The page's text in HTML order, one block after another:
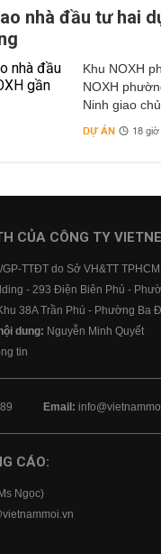
nhà đầu tư hai
Khu NOXH
NOXH
Ninh giao
DỰ ÁN 18
CỦA CÔNG TY
TTĐT do Sở VH&TT
- 293 Điện Biên Phủ -
38A Trần Phú - Phường Ba
dung: Nguyễn Minh Quyết
tin
Email:
CÁO:
Ngọc)